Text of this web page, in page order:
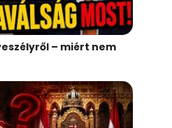
– miért nem